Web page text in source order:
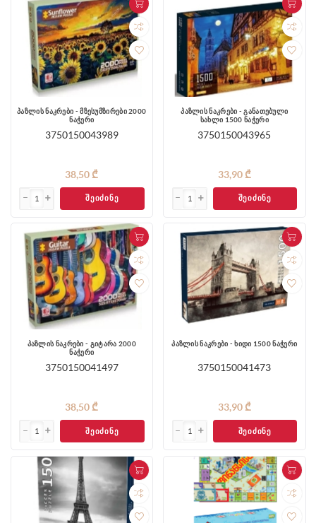
პაზლის ნაკრები - მზესუმზირები 2000
ნაჭერი
3750150043989
38,50 ₾
ᲨᲔᲘᲫᲘᲜᲔ
პაზლის ნაკრები - განათებული
სახლი 1500 ნაჭერი
3750150043965
33,90 ₾
ᲨᲔᲘᲫᲘᲜᲔ
პაზლის ნაკრები - გიტარა 2000
ნაჭერი
3750150041497
38,50 ₾
ᲨᲔᲘᲫᲘᲜᲔ
პაზლის ნაკრები - ხიდი 1500 ნაჭერი
3750150041473
33,90 ₾
ᲨᲔᲘᲫᲘᲜᲔ